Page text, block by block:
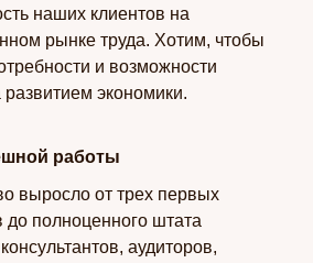
наших клиентов на
рынке труда. Хотим, чтобы
и возможности
развитием экономики.
работы
выросло от трех первых
до полноценного штата
аудиторов,